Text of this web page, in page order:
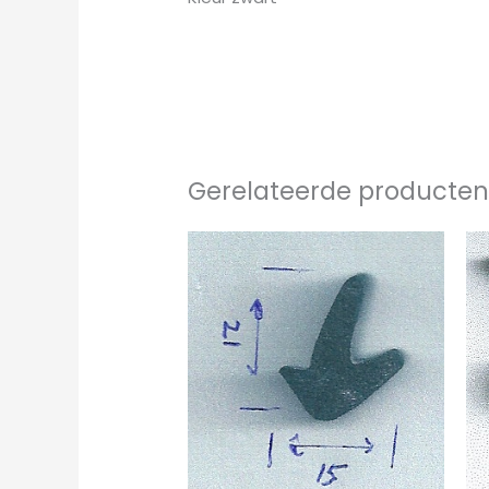
Gerelateerde producten